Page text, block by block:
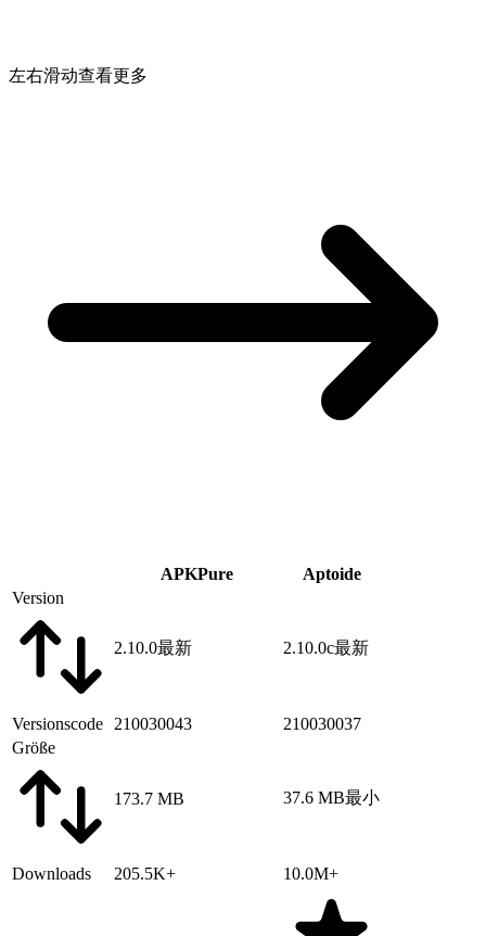
左右滑动查看更多
APKPure
Aptoide
Version
2.10.0最新 2.10.0c最新
Versionscode 210030043
210030037
Größe
173.7 MB 37.6 MB最小
Downloads 205.5K+ 10.0M+